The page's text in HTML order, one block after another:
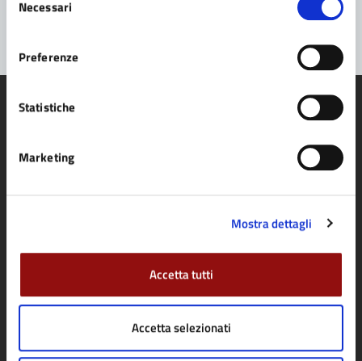
delNecessari
Preferenze
Statistiche
Marketing
Mostra dettagli
Accetta tutti
Accetta selezionati
Segnala disservizio
Comune di Fidenza
Uffici
Politici